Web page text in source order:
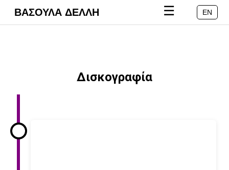
ΒΑΣΟΥΛΑ ΔΕΛΛΗ EN
☰
Δισκογραφία